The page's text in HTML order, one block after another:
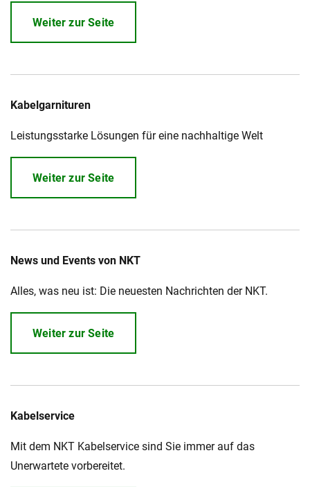
Weiter zur Seite
Kabelgarnituren
Leistungsstarke Lösungen für eine nachhaltige Welt
Weiter zur Seite
News und Events von NKT
Alles, was neu ist: Die neuesten Nachrichten der NKT.
Weiter zur Seite
Kabelservice
Mit dem NKT Kabelservice sind Sie immer auf das
Unerwartete vorbereitet.